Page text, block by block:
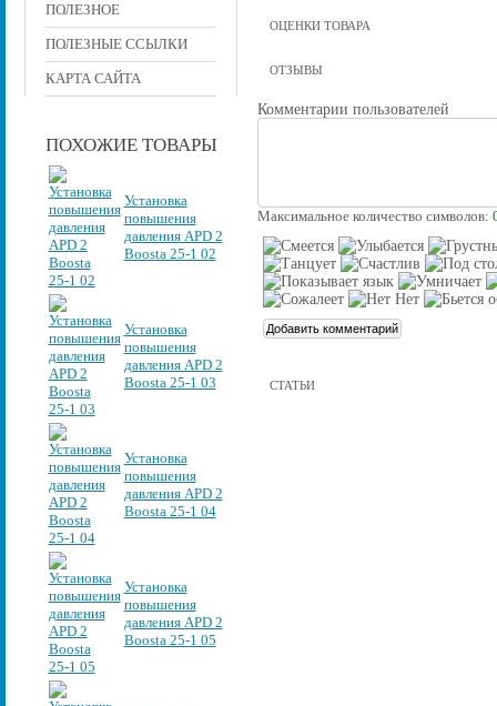
ПОЛЕЗНОЕ
ПОЛЕЗНЫЕ ССЫЛКИ
КАРТА САЙТА
ПОХОЖИЕ ТОВАРЫ
Установка
повышения
давления APD 2
Boosta 25-1 02
Установка
повышения
давления APD 2
Boosta 25-1 03
Установка
повышения
давления APD 2
Boosta 25-1 04
Установка
повышения
давления APD 2
Boosta 25-1 05
ОЦЕНКИ ТОВАРА
ОТЗЫВЫ
Комментарии пользователей
Максимальное количество символов:
СТАТЬИ